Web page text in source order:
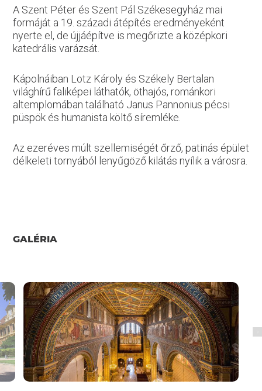
A Szent Péter és Szent Pál Székesegyház mai
formáját a 19. századi átépítés eredményeként
nyerte el, de újjáépítve is megőrizte a középkori
katedrális varázsát.
Kápolnáiban Lotz Károly és Székely Bertalan
világhírű faliképei láthatók, öthajós, románkori
altemplomában található Janus Pannonius pécsi
püspök és humanista költő síremléke.
Az ezeréves múlt szellemiségét őrző, patinás épület
délkeleti tornyából lenyűgöző kilátás nyílik a városra.
GALÉRIA